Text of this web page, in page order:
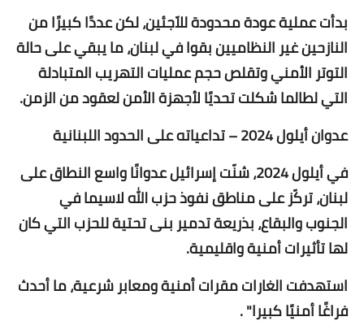
بدأت عملية عودة محدودة للاّجئين، لكن عددًا كبيرًا من
النازحين غير النظاميين بقوا في لبنان، ما يبقي على حالة
التوتر الأمني وتقلص حجم عمليات التهريب المتبادلة
التي لطالما شكلت تحديًا لأجهزة الأمن لعقود من الزمن.
عدوان أيلول 2024 – تداعياته على الحدود اللبنانية
في أيلول 2024، شنّت إسرائيل عدوانًا واسع النطاق على
لبنان، تركّز على مناطق نفوذ حزب الله لاسيما في
الجنوب والبقاع، بذريعة تدمير بنى تحتية للحزب التي كان
لها تأثيرات أمنية واقليمية.
استهدفت الغارات مقرات أمنية ومعابر شرعية، ما أحدث
فراغًا أمنيًا كبيرا" .